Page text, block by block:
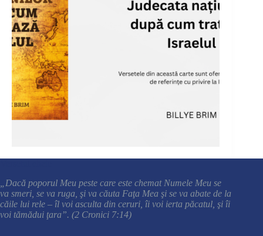
„Dacă poporul Meu peste care este chemat Numele Meu se
va smeri, se va ruga, şi va căuta Faţa Mea şi se va abate de la
căile lui rele – îl voi asculta din ceruri, îi voi ierta păcatul, şi îi
voi tămădui ţara”. (2 Cronici 7:14)